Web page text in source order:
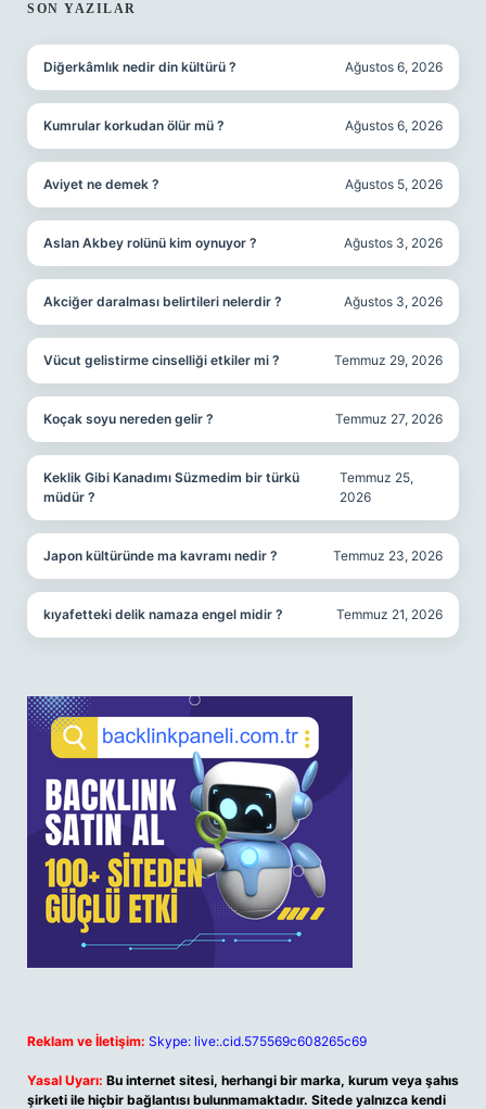
SIDEBAR
SON YAZILAR
Diğerkâmlık nedir din kültürü ? Ağustos 6, 2026
Kumrular korkudan ölür mü ? Ağustos 6, 2026
Aviyet ne demek ? Ağustos 5, 2026
Aslan Akbey rolünü kim oynuyor ? Ağustos 3, 2026
Akciğer daralması belirtileri nelerdir ? Ağustos 3, 2026
Vücut gelistirme cinselliği etkiler mi ? Temmuz 29, 2026
Koçak soyu nereden gelir ? Temmuz 27, 2026
Keklik Gibi Kanadımı Süzmedim bir türkü
müdür ?
Temmuz 25,
2026
Japon kültüründe ma kavramı nedir ? Temmuz 23, 2026
kıyafetteki delik namaza engel midir ? Temmuz 21, 2026
Reklam ve İletişim: Skype: live:.cid.575569c608265c69
Yasal Uyarı: Bu internet sitesi, herhangi bir marka, kurum veya şahıs
şirketi ile hiçbir bağlantısı bulunmamaktadır. Sitede yalnızca kendi